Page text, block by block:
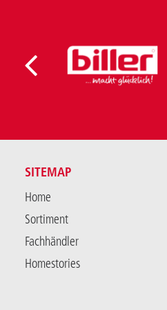
SITEMAP
Home
Sortiment
Fachhändler
Homestories